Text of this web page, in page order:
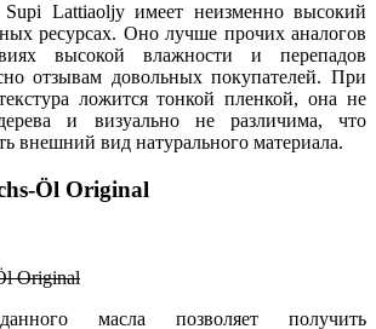
Supi Lattiaoljy имеет неизменно высокий
ресурсах. Оно лучше прочих аналогов
высокой влажности и перепадов
отзывам довольных покупателей. При
ложится тонкой пленкой, она не
и визуально не различима, что
внешний вид натурального материала.
Öl Original
Original
масла позволяет получить